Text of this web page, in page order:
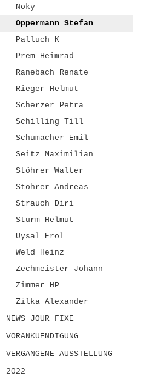
Noky
Oppermann Stefan
Palluch K
Prem Heimrad
Ranebach Renate
Rieger Helmut
Scherzer Petra
Schilling Till
Schumacher Emil
Seitz Maximilian
Stöhrer Walter
Stöhrer Andreas
Strauch Diri
Sturm Helmut
Uysal Erol
Weld Heinz
Zechmeister Johann
Zimmer HP
Zilka Alexander
NEWS JOUR FIXE
VORANKUENDIGUNG
VERGANGENE AUSSTELLUNG
2022